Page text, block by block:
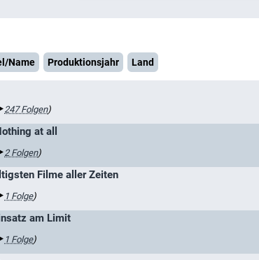
Name Produktionsjahr Land
247 Folgen)
at all
2 Folgen)
Filme aller Zeiten
1 Folge)
am Limit
1 Folge)